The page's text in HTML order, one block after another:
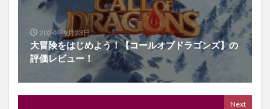
2024年9月23日
大冒険をはじめよう！【コールオブドラゴンズ】の
評価レビュー！
Next